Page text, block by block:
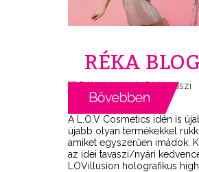
RÉKA
A L.O.V Cosmetics idén is
újabb olyan termékekkel
amiket egyszerűen imádok.
az idei tavaszi/nyári
LOVillusion holografikus